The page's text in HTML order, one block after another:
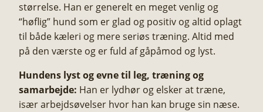
størrelse. Han er generelt en meget venlig og
“høflig” hund som er glad og positiv og altid oplagt
til både kæleri og mere seriøs træning. Altid med
på den værste og er fuld af gåpåmod og lyst.
Hundens lyst og evne til leg, træning og
samarbejde: Han er lydhør og elsker at træne,
især arbejdsøvelser hvor han kan bruge sin næse.